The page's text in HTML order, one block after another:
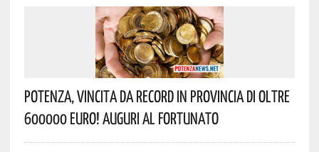
Potenza, Vincita Da Record In Provincia Di Oltre
600000 Euro! Auguri Al Fortunato